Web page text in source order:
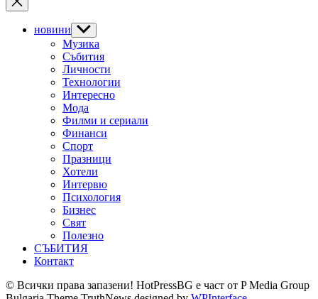
новини Show
sub
menu
Музика
Събития
Личности
Технологии
Интересно
Мода
Филми и сериали
Финанси
Спорт
Празници
Хотели
Интервю
Психология
Бизнес
Свят
Полезно
СЪБИТИЯ
Контакт
© Всички права запазени! HotPressBG е част от P Media Group